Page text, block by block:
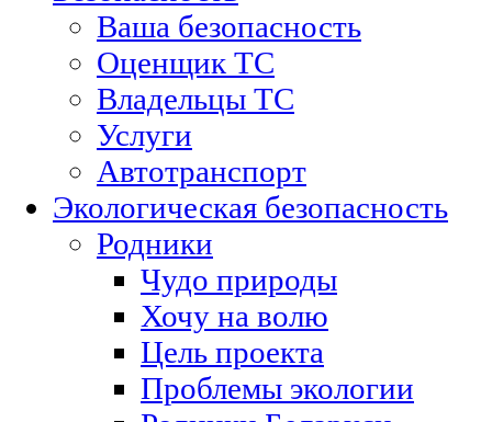
Ваша безопасность
Оценщик ТС
Владельцы ТС
Услуги
Автотранспорт
Экологическая безопасность
Родники
Чудо природы
Хочу на волю
Цель проекта
Проблемы экологии